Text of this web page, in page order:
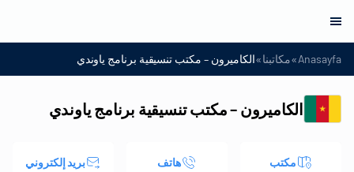
Anasayfa
»مكاتبنا»الكاميرون – مكتب تنسيقية برنامج ياوندي
الكاميرون – مكتب تنسيقية برنامج ياوندي
مكتب هاتف بريد إلكتروني